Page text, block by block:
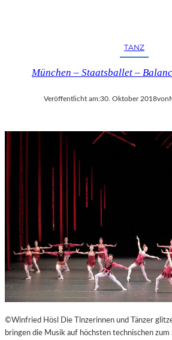
TANZ
München – Staatsballet –
Veröffentlicht am:30. Oktober 2018von
©Winfried Hösl Die Tlnzerinnen und Tänzer
bringen die Musik auf höchsten technischen